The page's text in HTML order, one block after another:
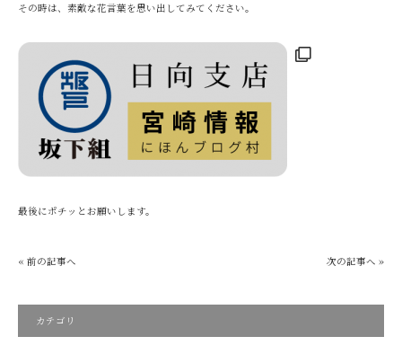
その時は、素敵な花言葉を思い出してみてください。
最後にポチッとお願いします。
« 前の記事へ 次の記事へ »
カテゴリ